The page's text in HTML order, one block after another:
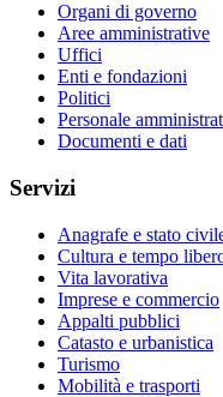
Organi di governo
Aree amministrative
Uffici
Enti e fondazioni
Politici
Personale
Documenti e dati
Servizi
Anagrafe e stato
Cultura e tempo
Vita lavorativa
Imprese e commercio
Appalti pubblici
Catasto e urbanistica
Turismo
Mobilità e trasporti